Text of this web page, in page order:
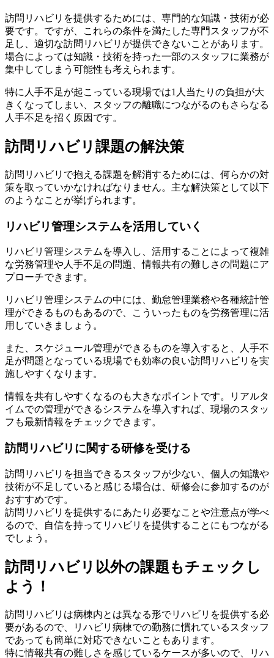
訪問リハビリを提供するためには、専門的な知識・技術が必
要です。ですが、これらの条件を満たした専門スタッフが不
足し、適切な訪問リハビリが提供できないことがあります。
場合によっては知識・技術を持った一部のスタッフに業務が
集中してしまう可能性も考えられます。
特に人手不足が起こっている現場では1人当たりの負担が大
きくなってしまい、スタッフの離職につながるのもさらなる
人手不足を招く原因です。
訪問リハビリ課題の解決策
訪問リハビリで抱える課題を解消するためには、何らかの対
策を取っていかなければなりません。主な解決策として以下
のようなことが挙げられます。
リハビリ管理システムを活用していく
リハビリ管理システムを導入し、活用することによって複雑
な労務管理や人手不足の問題、情報共有の難しさの問題にア
プローチできます。
リハビリ管理システムの中には、勤怠管理業務や各種統計管
理ができるものもあるので、こういったものを労務管理に活
用していきましょう。
また、スケジュール管理ができるものを導入すると、人手不
足が問題となっている現場でも効率の良い訪問リハビリを実
施しやすくなります。
情報を共有しやすくなるのも大きなポイントです。リアルタ
イムでの管理ができるシステムを導入すれば、現場のスタッ
フも最新情報をチェックできます。
訪問リハビリに関する研修を受ける
訪問リハビリを担当できるスタッフが少ない、個人の知識や
技術が不足していると感じる場合は、研修会に参加するのが
おすすめです。
訪問リハビリを提供するにあたり必要なことや注意点が学べ
るので、自信を持ってリハビリを提供することにもつながる
でしょう。
訪問リハビリ以外の課題もチェックし
よう！
訪問リハビリは病棟内とは異なる形でリハビリを提供する必
要があるので、リハビリ病棟での勤務に慣れているスタッフ
であっても簡単に対応できないこともあります。
特に情報共有の難しさを感じているケースが多いので、リハ